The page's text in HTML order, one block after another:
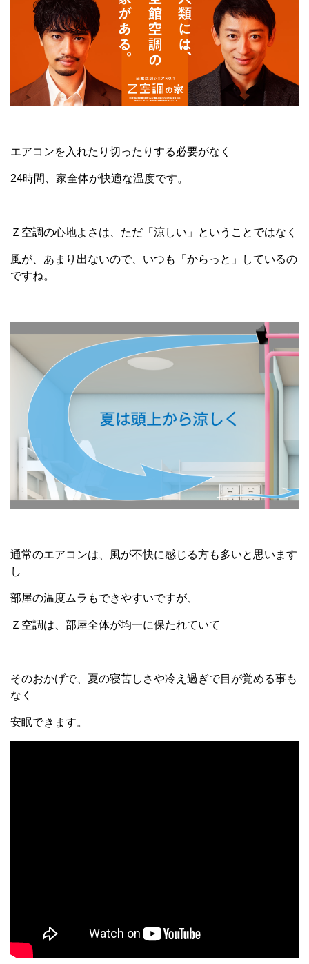
エアコンを入れたり切ったりする必要がなく
24時間、家全体が快適な温度です。
Ｚ空調の心地よさは、ただ「涼しい」ということではなく
風が、あまり出ないので、いつも「からっと」しているの
ですね。
通常のエアコンは、風が不快に感じる方も多いと思います
し
部屋の温度ムラもできやすいですが、
Ｚ空調は、部屋全体が均一に保たれていて
そのおかげで、夏の寝苦しさや冷え過ぎで目が覚める事も
なく
安眠できます。